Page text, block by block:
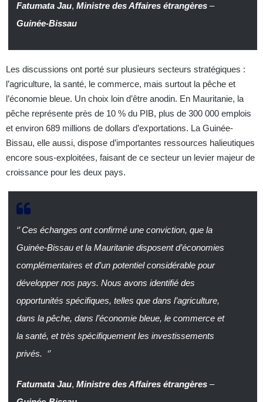
Fatumata Jau, Ministre des Affaires étrangères–
Guinée-Bissau
Les discussions ont porté sur plusieurs secteurs stratégiques :
l’agriculture, la santé, le commerce, mais surtout la pêche et
l’économie bleue. Un choix loin d’être anodin. En Mauritanie, la
pêche représente près de 10 % du PIB, plus de 300 000 emplois
et environ 689 millions de dollars d’exportations. La Guinée-
Bissau, elle aussi, dispose d’importantes ressources halieutiques
encore sous-exploitées, faisant de ce secteur un levier majeur de
croissance pour les deux pays.
‘’Ces échanges ont confirmé une conviction, que la
Guinée-Bissau et la Mauritanie disposent d’économies
complémentaires et d’un potentiel considérable pour
développer nos pays. Nous avons identifié des
opportunités spécifiques, telles que dans l’agriculture,
dans la pêche, dans l’économie bleue, le commerce et
la santé, et très spécifiquement les investissements
privés. ‘’
Fatumata Jau, Ministre des Affaires étrangères–